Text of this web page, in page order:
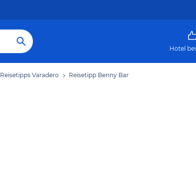
Hotel
Reisetipps Varadero Reisetipp Benny Bar